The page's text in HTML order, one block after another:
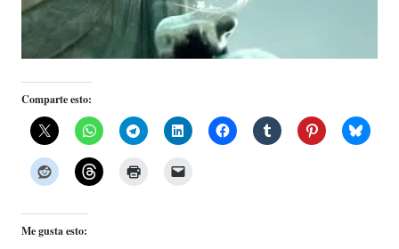
Comparte esto:
Me gusta esto: